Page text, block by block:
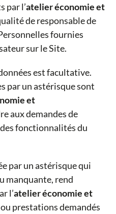
par l’atelier économie et
de responsable de
fournies
sur le Site.
est facultative.
par un astérisque sont
et
aux demandes de
fonctionnalités du
par un astérisque qui
manquante, rend
l’atelier économie et
prestations demandés